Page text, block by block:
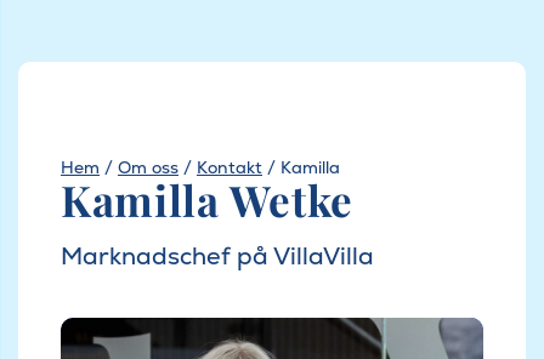
Hem / Om oss / Kontakt / Kamilla
Kamilla Wetke
Marknadschef på VillaVilla